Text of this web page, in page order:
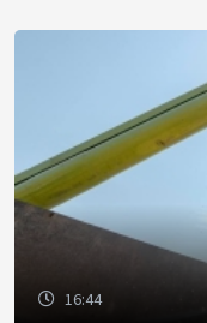
16:44